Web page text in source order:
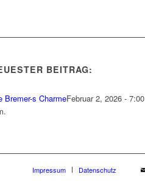
BEITRAG:
Bremer-s CharmeFebruar 2, 2026 - 7:00
Impressum Datenschutz